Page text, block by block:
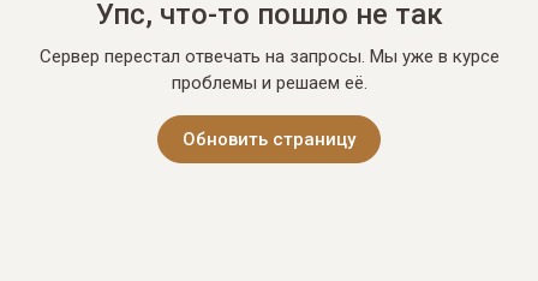
Упс, что-то пошло не так
Сервер перестал отвечать на запросы. Мы уже в курсе
проблемы и решаем её.
Обновить страницу